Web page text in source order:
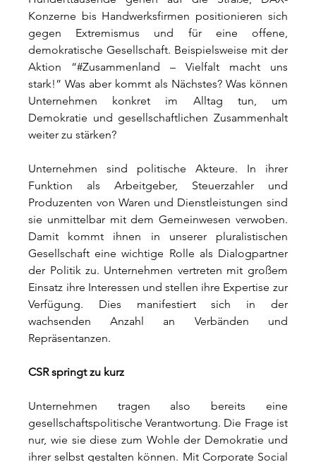
Konzerne bis Handwerksfirmen positionieren sich
gegen Extremismus und für eine offene,
demokratische Gesellschaft. Beispielsweise mit der
Aktion “#Zusammenland – Vielfalt macht uns
stark!” Was aber kommt als Nächstes? Was können
Unternehmen konkret im Alltag tun, um
Demokratie und gesellschaftlichen Zusammenhalt
weiter zu stärken?
Unternehmen sind politische Akteure. In ihrer
Funktion als Arbeitgeber, Steuerzahler und
Produzenten von Waren und Dienstleistungen sind
sie unmittelbar mit dem Gemeinwesen verwoben.
Damit kommt ihnen in unserer pluralistischen
Gesellschaft eine wichtige Rolle als Dialogpartner
der Politik zu. Unternehmen vertreten mit großem
Einsatz ihre Interessen und stellen ihre Expertise zur
Verfügung. Dies manifestiert sich in der
wachsenden Anzahl an Verbänden und
Repräsentanzen.
CSR springt zu kurz
Unternehmen tragen also bereits eine
gesellschaftspolitische Verantwortung. Die Frage ist
nur, wie sie diese zum Wohle der Demokratie und
ihrer selbst gestalten können. Mit Corporate Social